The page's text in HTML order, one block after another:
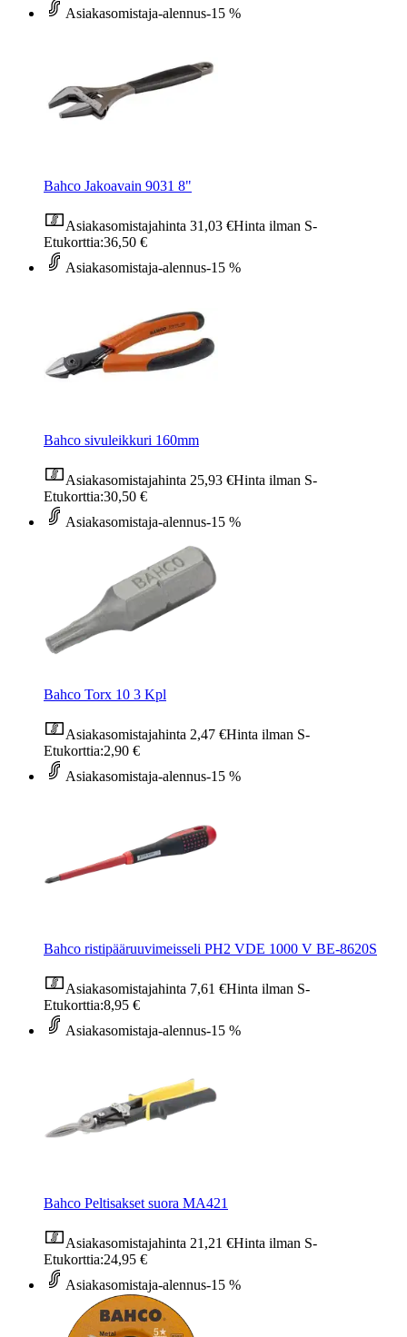
Asiakasomistaja-alennus-15 %
Bahco Jakoavain 9031 8"
Asiakasomistajahinta 31,03 €Hinta ilman S-
Etukorttia:36,50 €
Asiakasomistaja-alennus-15 %
Bahco sivuleikkuri 160mm
Asiakasomistajahinta 25,93 €Hinta ilman S-
Etukorttia:30,50 €
Asiakasomistaja-alennus-15 %
Bahco Torx 10 3 Kpl
Asiakasomistajahinta 2,47 €Hinta ilman S-
Etukorttia:2,90 €
Asiakasomistaja-alennus-15 %
Bahco ristipääruuvimeisseli PH2 VDE 1000 V BE-8620S
Asiakasomistajahinta 7,61 €Hinta ilman S-
Etukorttia:8,95 €
Asiakasomistaja-alennus-15 %
Bahco Peltisakset suora MA421
Asiakasomistajahinta 21,21 €Hinta ilman S-
Etukorttia:24,95 €
Asiakasomistaja-alennus-15 %